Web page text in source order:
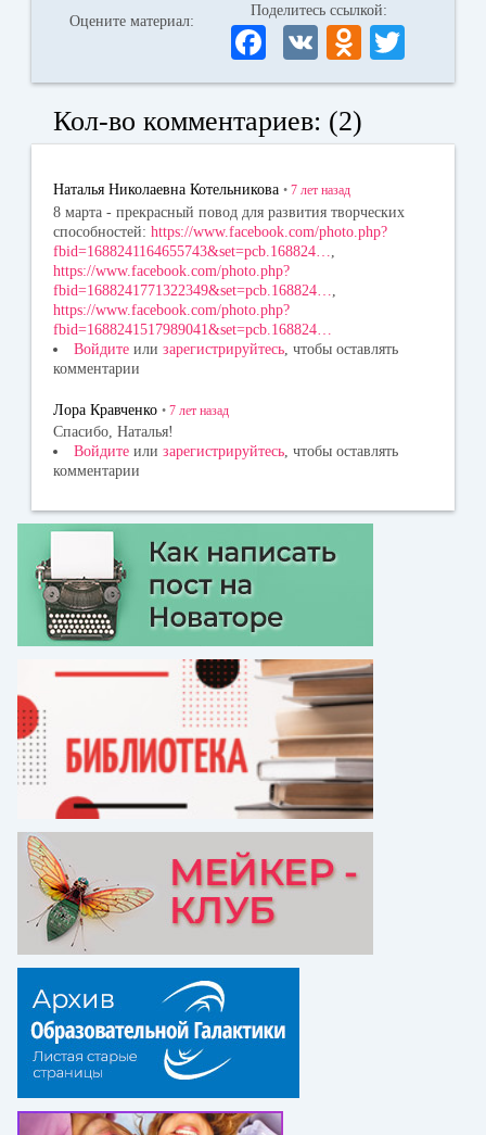
Оцените материал:
Поделитесь ссылкой:
Fa
ce
bo
ok
V
K
O
dn
la
ni
ki
wi
r
Кол-во комментариев: (2)
Наталья Николаевна Котельникова • 7 лет назад
8 марта - прекрасный повод для развития творческих
способностей: https://www.facebook.com/photo.php?
fbid=1688241164655743&set=pcb.168824…
https://www.facebook.com/photo.php?
fbid=1688241771322349&set=pcb.168824…
https://www.facebook.com/photo.php?
fbid=1688241517989041&set=pcb.168824…
Войдите или зарегистрируйтесь , чтобы оставлять
комментарии
Лора Кравченко • 7 лет назад
Спасибо, Наталья!
Войдите или зарегистрируйтесь, чтобы оставлять
комментарии